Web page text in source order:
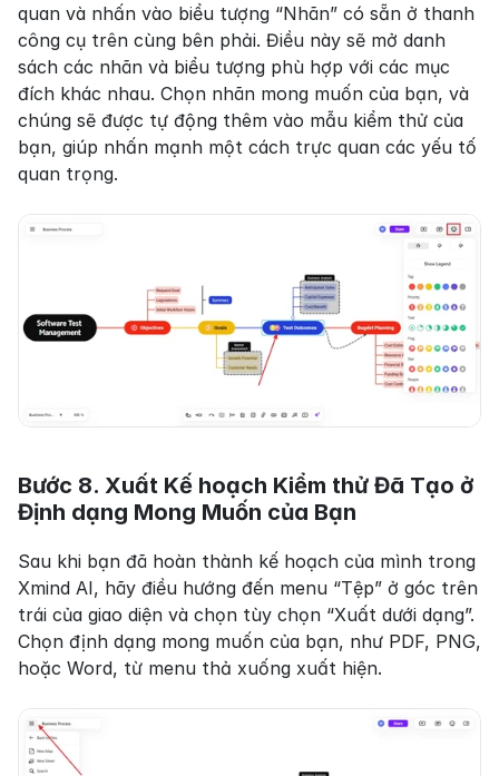
quan và nhấn vào biểu tượng “Nhãn” có sẵn ở thanh
công cụ trên cùng bên phải. Điều này sẽ mở danh
sách các nhãn và biểu tượng phù hợp với các mục
đích khác nhau. Chọn nhãn mong muốn của bạn, và
chúng sẽ được tự động thêm vào mẫu kiểm thử của
bạn, giúp nhấn mạnh một cách trực quan các yếu tố
quan trọng.
Bước 8. Xuất Kế hoạch Kiểm thử Đã Tạo ở
Định dạng Mong Muốn của Bạn
Sau khi bạn đã hoàn thành kế hoạch của mình trong
Xmind AI, hãy điều hướng đến menu “Tệp” ở góc trên
trái của giao diện và chọn tùy chọn “Xuất dưới dạng”.
Chọn định dạng mong muốn của bạn, như PDF, PNG,
hoặc Word, từ menu thả xuống xuất hiện.